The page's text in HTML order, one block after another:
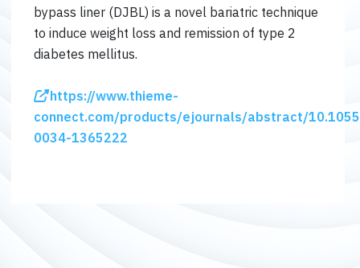
bypass liner (DJBL) is a novel bariatric technique
to induce weight loss and remission of type 2
diabetes mellitus.
https://www.thieme-
connect.com/products/ejournals/abstract/
0034-1365222